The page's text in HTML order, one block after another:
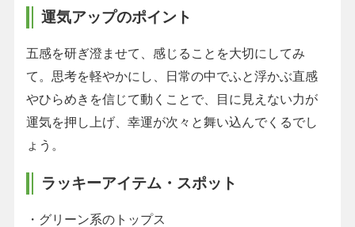
運気アップのポイント
五感を研ぎ澄ませて、感じることを大切にしてみ
て。思考を軽やかにし、日常の中でふと浮かぶ直感
やひらめきを信じて動くことで、目に見えない力が
運気を押し上げ、幸運が次々と舞い込んでくるでし
ょう。
ラッキーアイテム・スポット
・グリーン系のトップス